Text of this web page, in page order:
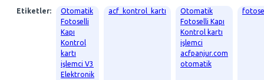
Etiketler:
Otomatik
Fotoselli
Kapı
Kontrol
kartı
işlemci V3
Elektronik
acf_kontrol_kartı
Otomatik
Fotoselli Kapı
Kontrol kartı
işlemci
acfpanjur.com
otomatik